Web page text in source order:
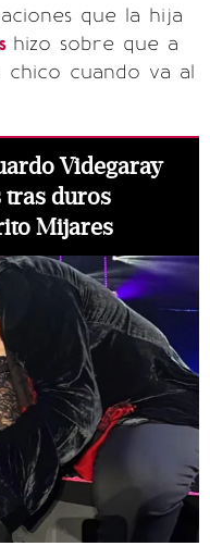
que la hija
hizo sobre que a
chico cuando va al
Videgaray
tras duros
Mijares